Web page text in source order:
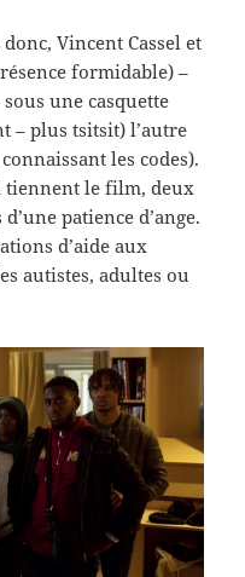
Vincent Cassel et
formidable) –
une casquette
– plus tsitsit) l’autre
les codes).
tiennent le film, deux
patience d’ange.
d’aide aux
autistes, adultes ou